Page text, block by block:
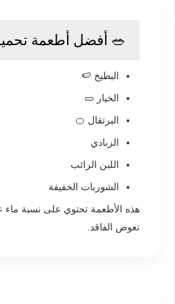
🥗 أفضل أطعمة
البطيخ 🍉
الخيار 🥒
البرتقال 🍊
الزبادي
اللبن الرائب
الشوربات الخفيفة
هذه الأطعمة تحتوي على نسبة ماء
تعوض الفاقد.